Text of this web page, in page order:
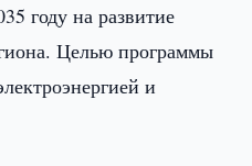
году на развитие
Целью программы
и